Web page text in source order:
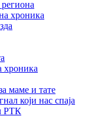
хроника
хроника
маме и тате
који нас спаја
РТК